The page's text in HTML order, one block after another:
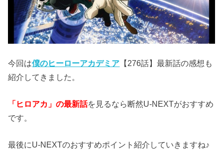
今回は僕のヒーローアカデミア 【276話】最新話の感想も
紹介してきました。
「ヒロアカ」の最新話を見るなら断然U-NEXTがおすすめ
です。
最後にU-NEXTのおすすめポイント紹介していきますね♪